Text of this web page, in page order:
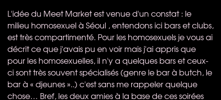
L'idée du Meet Market est venue d'un constat : le
milieu homosexuel à Séoul , entendons ici bars et clubs,
est très compartimenté. Pour les homosexuels je vous ai
décrit ce que j'avais pu en voir mais j'ai appris que
pour les homosexuelles, il n'y a quelques bars et ceux-
ci sont très souvent spécialisés (genre le bar à butch, le
bar à « djeunes »..) c'est sans me rappeler quelque
chose… Bref, les deux amies à la base de ces soirées